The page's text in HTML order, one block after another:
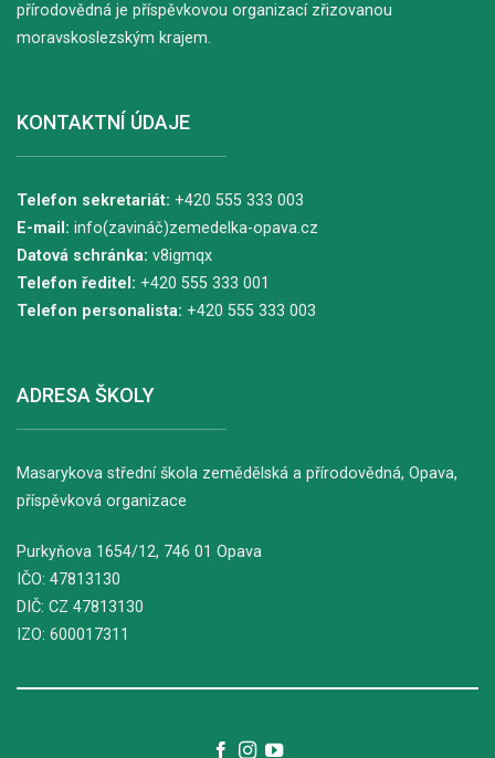
přírodovědná je příspěvkovou organizací zřizovanou
moravskoslezským krajem.
KONTAKTNÍ ÚDAJE
Telefon sekretariát: +420 555 333 003
E-mail: info(zavináč)zemedelka-opava.cz
Datová schránka: v8igmqx
Telefon ředitel: +420 555 333 001
Telefon personalista: +420 555 333 003
ADRESA ŠKOLY
Masarykova střední škola zemědělská a přírodovědná, Opava,
příspěvková organizace
Purkyňova 1654/12, 746 01 Opava
IČO: 47813130
DIČ: CZ 47813130
IZO: 600017311